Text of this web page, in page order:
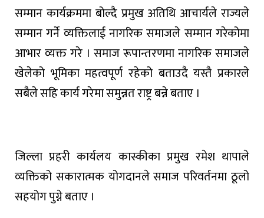
सम्मान कार्यक्रममा बोल्दै प्रमुख अतिथि आचार्यले राज्यले
सम्मानगर्नेव्यक्तिलाईनागरिकसमाजले सम्मानगरेकोमा
आभारव्यक्तगरे । समाजरूपान्तरणमानागरिकसमाजले
खेलेको भूमिका महत्वपूर्ण रहेको बताउदै यस्तै प्रकारले
सबैलेसहिकार्यगरेमासमुन्नतराष्ट्रबन्नेबताए ।
जिल्ला प्रहरी कार्यलय कास्कीका प्रमुख रमेश थापाले
व्यक्तिको सकारात्मक योगदानले समाज परिवर्तनमाठूलो
सहयोगपुग्नेबताए ।